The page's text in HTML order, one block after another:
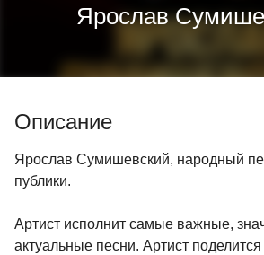
Ярослав
Описание
Ярослав Сумишевский, народный
публики.
Артист исполнит самые важные,
актуальные песни. Артист